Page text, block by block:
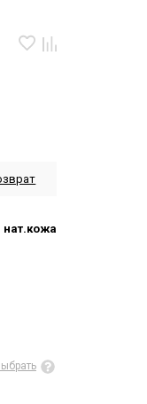
нат.кожа